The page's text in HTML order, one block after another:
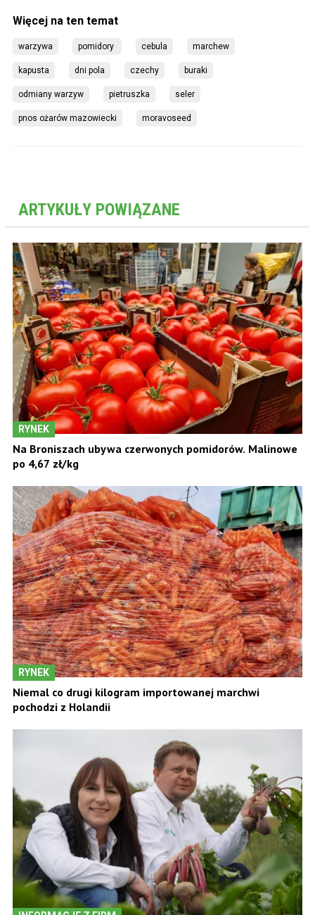
warzywa pomidory cebula marchew
kapusta dni pola czechy buraki
odmiany warzyw pietruszka seler
pnos ożarów mazowiecki moravoseed
ARTYKUŁY POWIĄZANE
RYNEK
Na Broniszach ubywa czerwonych pomidorów. Malinowe
po 4,67 zł/kg
RYNEK
Niemal co drugi kilogram importowanej marchwi
pochodzi z Holandii